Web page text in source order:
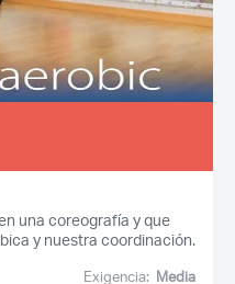
una coreografía y que
y nuestra coordinación.
Exigencia: Media